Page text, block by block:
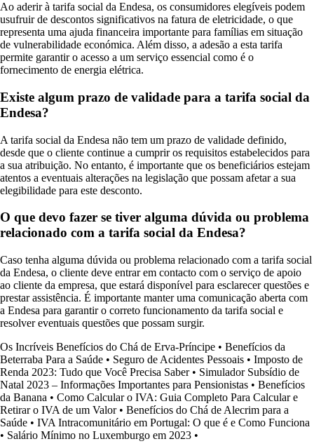
Ao aderir à tarifa social da Endesa, os consumidores elegíveis podem
usufruir de descontos significativos na fatura de eletricidade, o que
representa uma ajuda financeira importante para famílias em situação
de vulnerabilidade económica. Além disso, a adesão a esta tarifa
permite garantir o acesso a um serviço essencial como é o
fornecimento de energia elétrica.
Existe algum prazo de validade para a tarifa social da
Endesa?
A tarifa social da Endesa não tem um prazo de validade definido,
desde que o cliente continue a cumprir os requisitos estabelecidos para
a sua atribuição. No entanto, é importante que os beneficiários estejam
atentos a eventuais alterações na legislação que possam afetar a sua
elegibilidade para este desconto.
O que devo fazer se tiver alguma dúvida ou problema
relacionado com a tarifa social da Endesa?
Caso tenha alguma dúvida ou problema relacionado com a tarifa social
da Endesa, o cliente deve entrar em contacto com o serviço de apoio
ao cliente da empresa, que estará disponível para esclarecer questões e
prestar assistência. É importante manter uma comunicação aberta com
a Endesa para garantir o correto funcionamento da tarifa social e
resolver eventuais questões que possam surgir.
Os Incríveis Benefícios do Chá de Erva-Príncipe • Benefícios da
Beterraba Para a Saúde • Seguro de Acidentes Pessoais • Imposto de
Renda 2023: Tudo que Você Precisa Saber• Simulador Subsídio de
Natal 2023 – Informações Importantes para Pensionistas • Benefícios
da Banana • Como Calcular o IVA: Guia Completo Para Calcular e
Retirar o IVA de um Valor• Benefícios do Chá de Alecrim para a
Saúde • IVA Intracomunitário em Portugal: O que é e Como Funciona
• Salário Mínimo no Luxemburgo em 2023 •